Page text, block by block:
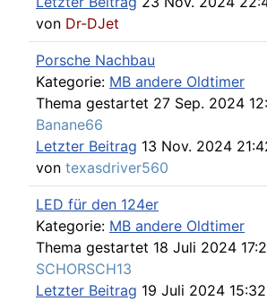
von Dr-DJet
Porsche Nachbau
Kategorie: MB andere Oldtimer
Thema gestartet 27 Sep. 2024
Banane66
Letzter Beitrag 13 Nov. 2024
von texasdriver560
LED für den 124er
Kategorie: MB andere Oldtimer
Thema gestartet 18 Juli 2024
SCHORSCH13
Letzter Beitrag 19 Juli 2024 15:32